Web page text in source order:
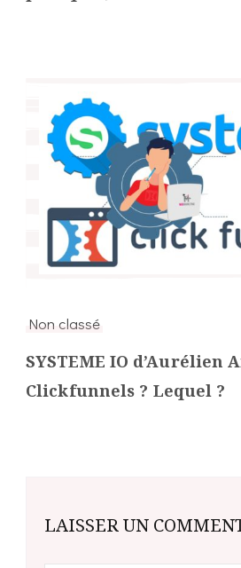
Non classé
SYSTEME IO d’Aurélien
Clickfunnels ? Lequel ?
LAISSER UN